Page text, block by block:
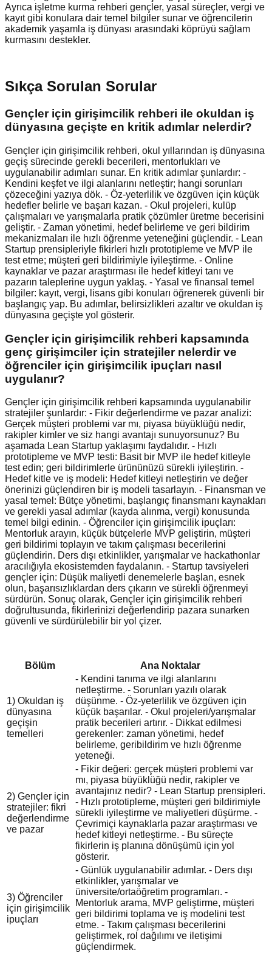
Ayrıca işletme kurma rehberi gençler, yasal süreçler, vergi ve
kayıt gibi konulara dair temel bilgiler sunar ve öğrencilerin
akademik yaşamla iş dünyası arasındaki köprüyü sağlam
kurmasını destekler.
Sıkça Sorulan Sorular
Gençler için girişimcilik rehberi ile okuldan iş
dünyasına geçişte en kritik adımlar nelerdir?
Gençler için girişimcilik rehberi, okul yıllarından iş dünyasına
geçiş sürecinde gerekli becerileri, mentorlukları ve
uygulanabilir adımları sunar. En kritik adımlar şunlardır: -
Kendini keşfet ve ilgi alanlarını netleştir; hangi sorunları
çözeceğini yazıya dök. - Öz-yeterlilik ve özgüven için küçük
hedefler belirle ve başarı kazan. - Okul projeleri, kulüp
çalışmaları ve yarışmalarla pratik çözümler üretme becerisini
geliştir. - Zaman yönetimi, hedef belirleme ve geri bildirim
mekanizmaları ile hızlı öğrenme yeteneğini güçlendir. - Lean
Startup prensipleriyle fikirleri hızlı prototipleme ve MVP ile
test etme; müşteri geri bildirimiyle iyileştirme. - Online
kaynaklar ve pazar araştırması ile hedef kitleyi tanı ve
pazarın taleplerine uygun yaklaş. - Yasal ve finansal temel
bilgiler: kayıt, vergi, lisans gibi konuları öğrenerek güvenli bir
başlangıç yap. Bu adımlar, belirsizlikleri azaltır ve okuldan iş
dünyasına geçişte yol gösterir.
Gençler için girişimcilik rehberi kapsamında
genç girişimciler için stratejiler nelerdir ve
öğrenciler için girişimcilik ipuçları nasıl
uygulanır?
Gençler için girişimcilik rehberi kapsamında uygulanabilir
stratejiler şunlardır: - Fikir değerlendirme ve pazar analizi:
Gerçek müşteri problemi var mı, piyasa büyüklüğü nedir,
rakipler kimler ve siz hangi avantajı sunuyorsunuz? Bu
aşamada Lean Startup yaklaşımı faydalıdır. - Hızlı
prototipleme ve MVP testi: Basit bir MVP ile hedef kitleyle
test edin; geri bildirimlerle ürününüzü sürekli iyileştirin. -
Hedef kitle ve iş modeli: Hedef kitleyi netleştirin ve değer
önerinizi güçlendiren bir iş modeli tasarlayın. - Finansman ve
yasal temel: Bütçe yönetimi, başlangıç finansmanı kaynakları
ve gerekli yasal adımlar (kayda alınma, vergi) konusunda
temel bilgi edinin. - Öğrenciler için girişimcilik ipuçları:
Mentorluk arayın, küçük bütçelerle MVP geliştirin, müşteri
geri bildirimi toplayın ve takım çalışması becerilerini
güçlendirin. Ders dışı etkinlikler, yarışmalar ve hackathonlar
aracılığıyla ekosistemden faydalanın. - Startup tavsiyeleri
gençler için: Düşük maliyetli denemelerle başlan, esnek
olun, başarısızlıklardan ders çıkarın ve sürekli öğrenmeyi
sürdürün. Sonuç olarak, Gençler için girişimcilik rehberi
doğrultusunda, fikirlerinizi değerlendirip pazara sunarken
güvenli ve sürdürülebilir bir yol çizer.
Bölüm Ana Noktalar
1) Okuldan iş
dünyasına
geçişin
temelleri
- Kendini tanıma ve ilgi alanlarını
netleştirme. - Sorunları yazılı olarak
düşünme. - Öz-yeterlilik ve özgüven için
küçük başarılar. - Okul projeleri/yarışmalar
pratik becerileri artırır. - Dikkat edilmesi
gerekenler: zaman yönetimi, hedef
belirleme, geribildirim ve hızlı öğrenme
yeteneği.
2) Gençler için
stratejiler: fikri
değerlendirme
ve pazar
- Fikir değeri: gerçek müşteri problemi var
mı, piyasa büyüklüğü nedir, rakipler ve
avantajınız nedir? - Lean Startup prensipleri.
- Hızlı prototipleme, müşteri geri bildirimiyle
sürekli iyileştirme ve maliyetleri düşürme. -
Çevrimiçi kaynaklarla pazar araştırması ve
hedef kitleyi netleştirme. - Bu süreçte
fikirlerin iş planına dönüşümü için yol
gösterir.
3) Öğrenciler
için girişimcilik
ipuçları
- Günlük uygulanabilir adımlar. - Ders dışı
etkinlikler, yarışmalar ve
üniversite/ortaöğretim programları. -
Mentorluk arama, MVP geliştirme, müşteri
geri bildirimi toplama ve iş modelini test
etme. - Takım çalışması becerilerini
geliştirmek, rol dağılımı ve iletişimi
güçlendirmek.